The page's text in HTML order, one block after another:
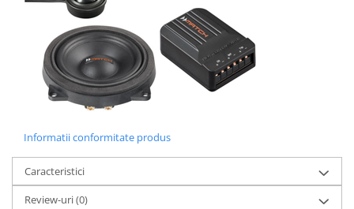
Informatii conformitate produs
Caracteristici
Review-uri(0)